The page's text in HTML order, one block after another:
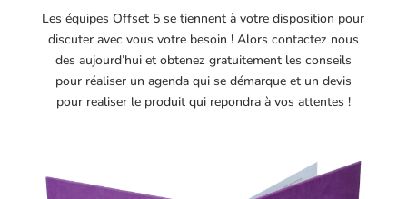
Les équipes Offset 5 se tiennent à votre disposition pour
discuter avec vous votre besoin ! Alors contactez nous
des aujourd’hui et obtenez gratuitement les conseils
pour réaliser un agenda qui se démarque et un devis
pour realiser le produit qui repondra à vos attentes !